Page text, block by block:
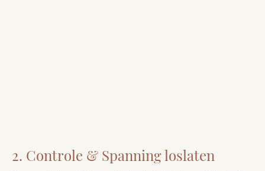
2. Controle & Spanning loslaten